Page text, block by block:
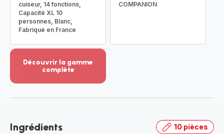
cuiseur, 14 fonctions,
Capacité XL 10
personnes, Blanc,
Fabriqué en France
COMPANION
Découvrir la gamme
complète
-
gamme
Ingrédients 10 pièces